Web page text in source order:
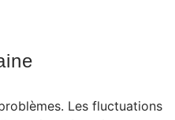
Les fluctuations